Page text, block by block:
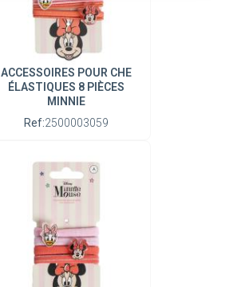
ACCESSOIRES POUR CHE
ÉLASTIQUES 8 PIÈCES
MINNIE
Ref:2500003059